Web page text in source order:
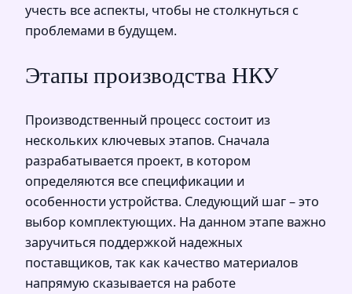
учесть все аспекты, чтобы не столкнуться с
проблемами в будущем.
Этапы производства НКУ
Производственный процесс состоит из
нескольких ключевых этапов. Сначала
разрабатывается проект, в котором
определяются все спецификации и
особенности устройства. Следующий шаг – это
выбор комплектующих. На данном этапе важно
заручиться поддержкой надежных
поставщиков, так как качество материалов
напрямую сказывается на работе